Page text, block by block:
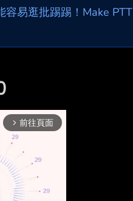
容易逛批踢踢！Make PTT
arrow_forward_ios 前往頁面